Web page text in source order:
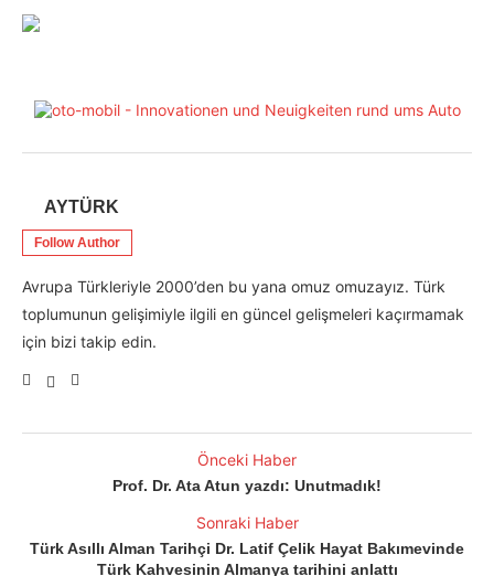
AYTÜRK
Follow Author
Avrupa Türkleriyle 2000’den bu yana omuz omuzayız. Türk
toplumunun gelişimiyle ilgili en güncel gelişmeleri kaçırmamak
için bizi takip edin.
Önceki Haber
Prof. Dr. Ata Atun yazdı: Unutmadık!
Sonraki Haber
Türk Asıllı Alman Tarihçi Dr. Latif Çelik Hayat Bakımevinde
Türk Kahvesinin Almanya tarihini anlattı